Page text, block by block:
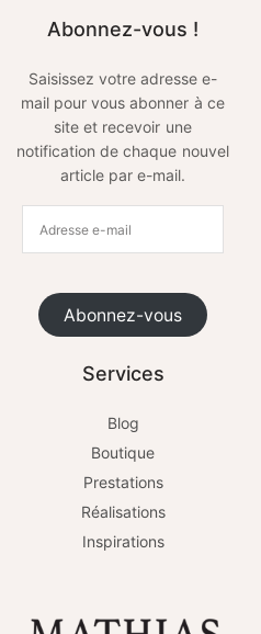
Abonnez-vous !
Saisissez votre adresse e-
mail pour vous abonner à ce
site et recevoir une
notification de chaque nouvel
article par e-mail.
Abonnez-vous
Services
Blog
Boutique
Prestations
Réalisations
Inspirations